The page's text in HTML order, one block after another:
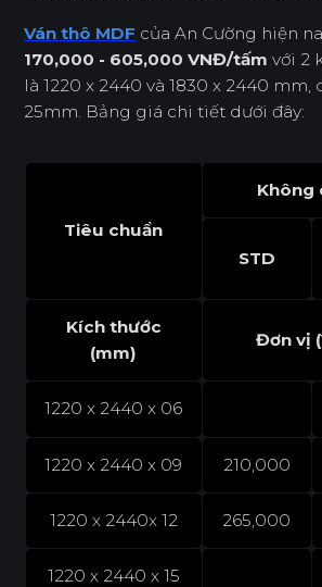
Ván thô MDF của An Cường hiện
170,000 - 605,000 VNĐ/tấm với 2
là 1220 x 2440 và 1830 x 2440 mm,
25mm. Bảng giá chi tiết dưới đây:
Tiêu chuẩn
Không
STD
Kích thước
(mm)
Đơn vị
1220 x 2440 x 06
1220 x 2440 x 09 210,000
1220 x 2440x 12 265,000
1220 x 2440 x 15